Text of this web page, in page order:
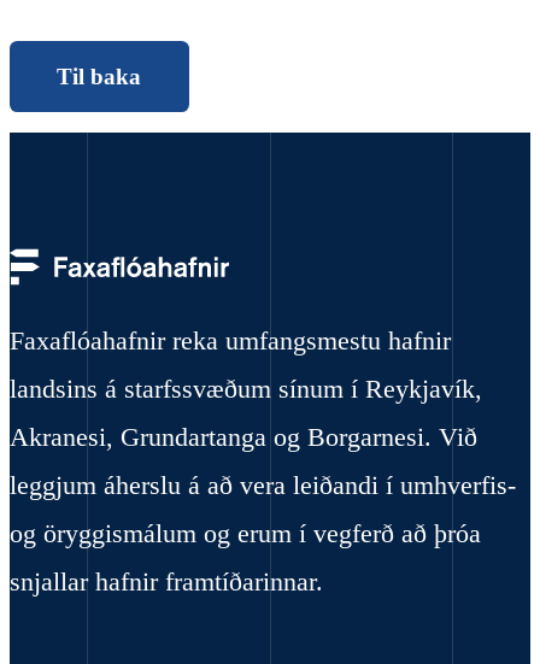
Til baka
Faxaflóahafnir reka umfangsmestu hafnir
landsins á starfssvæðum sínum í Reykjavík,
Akranesi, Grundartanga og Borgarnesi. Við
leggjum áherslu á að vera leiðandi í umhverfis-
og öryggismálum og erum í vegferð að þróa
snjallar hafnir framtíðarinnar.